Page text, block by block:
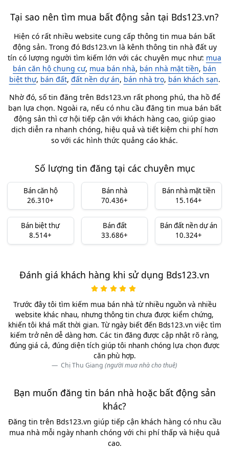
Tại sao nên tìm mua bất động sản tại Bds123.vn?
Hiện có rất nhiều website cung cấp thông tin mua bán bất
động sản. Trong đó Bds123.vn là kênh thông tin nhà đất uy
tín có lượng người tìm kiếm lớn với các chuyên mục như: mua
bán căn hộ chung cư, mua bán nhà, bán nhà mặt tiền, bán
biệt thự, bán đất, đất nền dự án, bán nhà trọ, bán khách sạn.
Nhờ đó, số tin đăng trên Bds123.vn rất phong phú, tha hồ để
bạn lựa chọn. Ngoài ra, nếu có nhu cầu đăng tin mua bán bất
động sản thì cơ hội tiếp cận với khách hàng cao, giúp giao
dịch diễn ra nhanh chóng, hiệu quả và tiết kiệm chi phí hơn
so với các hình thức quảng cáo khác.
Số lượng tin đăng tại các chuyên mục
Bán căn hộ
26.310+
Bán nhà
70.436+
Bán nhà mặt tiền
15.164+
Bán biệt thự
8.514+
Bán đất
33.686+
Bán đất nền dự án
10.324+
Đánh giá khách hàng khi sử dụng Bds123.vn
Trước đây tôi tìm kiếm mua bán nhà từ nhiều nguồn và nhiều
website khác nhau, nhưng thông tin chưa được kiểm chứng,
khiến tôi khá mất thời gian. Từ ngày biết đến Bds123.vn việc tìm
kiếm trở nên dễ dàng hơn. Các tin đăng được cập nhật rõ ràng,
đúng giá cả, đúng diện tích giúp tôi nhanh chóng lựa chọn được
căn phù hợp.
Chị Thu Giang (người mua nhà cho thuê)
Bạn muốn đăng tin bán nhà hoặc bất động sản
khác?
Đăng tin trên Bds123.vn giúp tiếp cận khách hàng có nhu cầu
mua nhà mỗi ngày nhanh chóng với chi phí thấp và hiệu quả
cao.